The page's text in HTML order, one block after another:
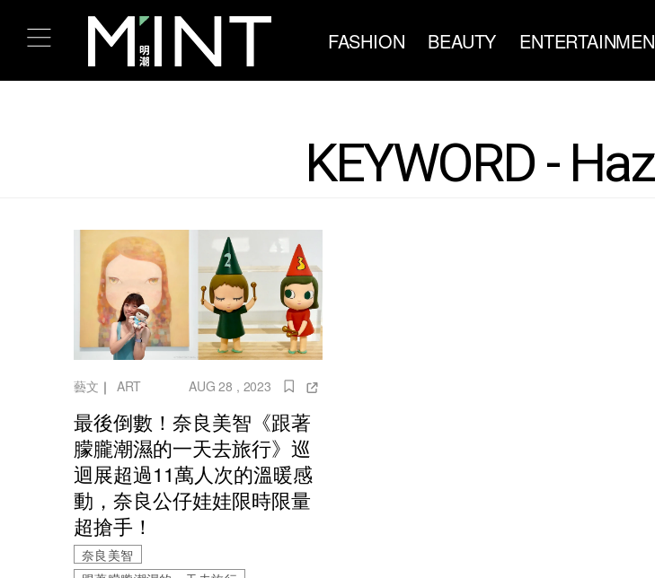
FASHION BEAUTY
KEYWORD -
藝文 ｜ ART AUG 28 , 2023
最後倒數！奈良美智《跟著
朦朧潮濕的一天去旅行》巡
迴展超過11萬人次的溫暖感
動，奈良公仔娃娃限時限量
超搶手！
奈良美智